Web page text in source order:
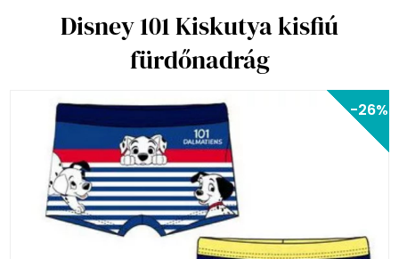
Disney 101 Kiskutya kisfiú
fürdőnadrág
-26%